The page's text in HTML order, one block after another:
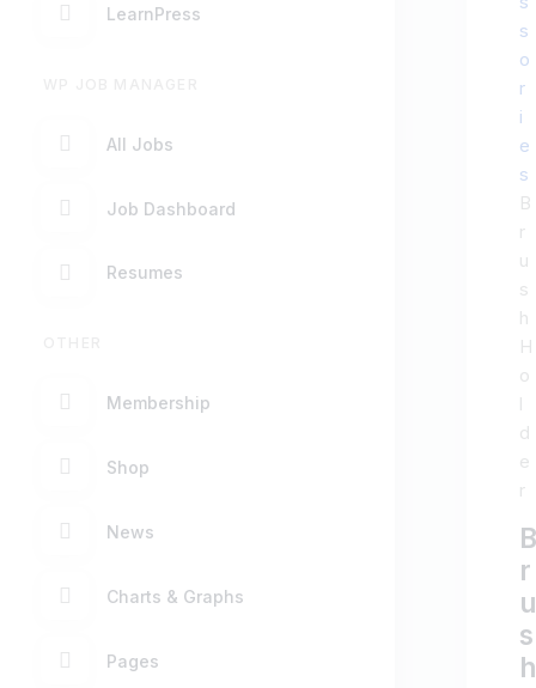
LearnPress
All Jobs
Job Dashboard
Resumes
Membership
Shop
News
Charts & Graphs
Pages
s
o
r
i
e
s
B
r
u
s
h
H
o
l
d
e
r
B
r
u
s
h